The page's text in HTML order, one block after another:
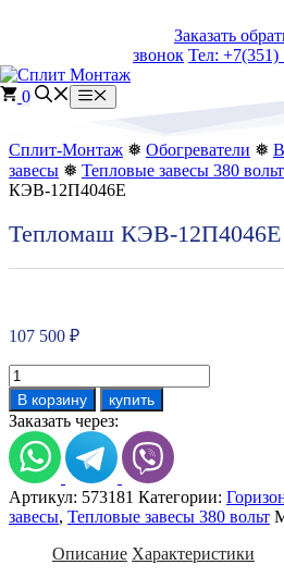
Заказать
звонок Тел: +7(351)
0 Меню
Сплит-Монтаж ❅ Обогреватели ❅
завесы ❅ Тепловые завесы 380 вольт
КЭВ-12П4046Е
Тепломаш КЭВ-12П4046Е
107 500 ₽
Количество
товара
Тепломаш
КЭВ-12П4046Е
В корзину купить
Заказать через:
Артикул: 573181 Категории:
завесы, Тепловые завесы 380 вольт
Описание Характеристики